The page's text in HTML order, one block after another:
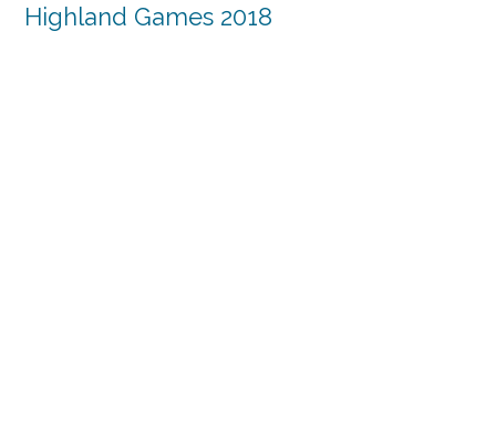
Highland Games 2018